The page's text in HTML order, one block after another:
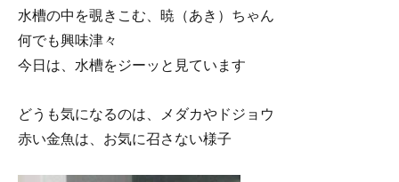
水槽の中を覗きこむ、暁（あき）ちゃん
何でも興味津々
今日は、水槽をジーッと見ています
どうも気になるのは、メダカやドジョウ
赤い金魚は、お気に召さない様子